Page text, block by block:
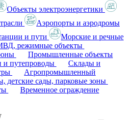
Объекты электроэнергетики
Аэропорты и аэродромы
и пути
Морские и речные
режимные объекты
Промышленные объекты
и путепроводы
Склады и
Агропромышленный
детские сады, парковые зоны
Временное ограждение